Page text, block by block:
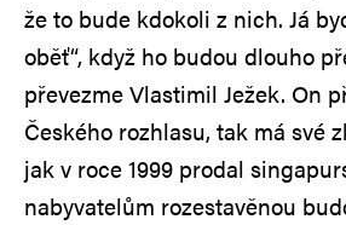
že to bude kdokoli z nich. Já
oběť“, když ho budou dlouho
převezme Vlastimil Ježek. On
Českého rozhlasu, tak má své
jak v roce 1999 prodal
nabyvatelům rozestavěnou